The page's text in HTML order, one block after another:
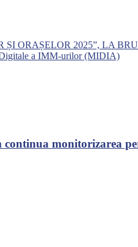
ORAȘELOR 2025”, LA
Digitale a IMM-urilor (MIDIA)
monitorizarea